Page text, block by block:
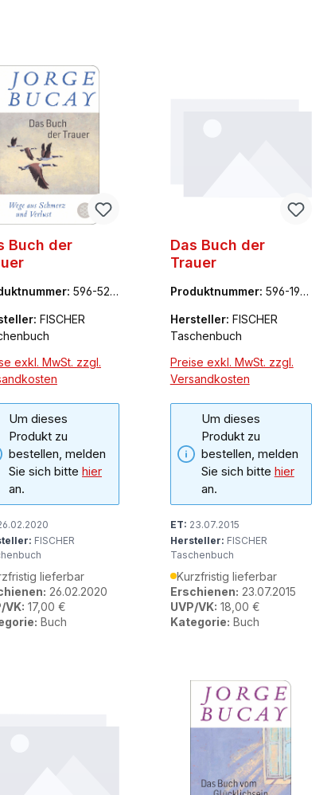
Buch der
596-522
FISCHER
exkl. MwSt. zzgl.
Um dieses
Produkt zu
bestellen, melden
Sie sich bitte hier
an.
FISCHER
lieferbar
26.02.2020
VK: 17,00 €
Buch
Das Buch der
Trauer
Produktnummer: 596-197
Hersteller: FISCHER
Taschenbuch
Preise exkl. MwSt. zzgl.
Versandkosten
Um dieses
Produkt zu
bestellen, melden
Sie sich bitte hier
an.
ET: 23.07.2015
Hersteller: FISCHER
Taschenbuch
Kurzfristig lieferbar
Erschienen: 23.07.2015
UVP/VK: 18,00 €
Kategorie: Buch